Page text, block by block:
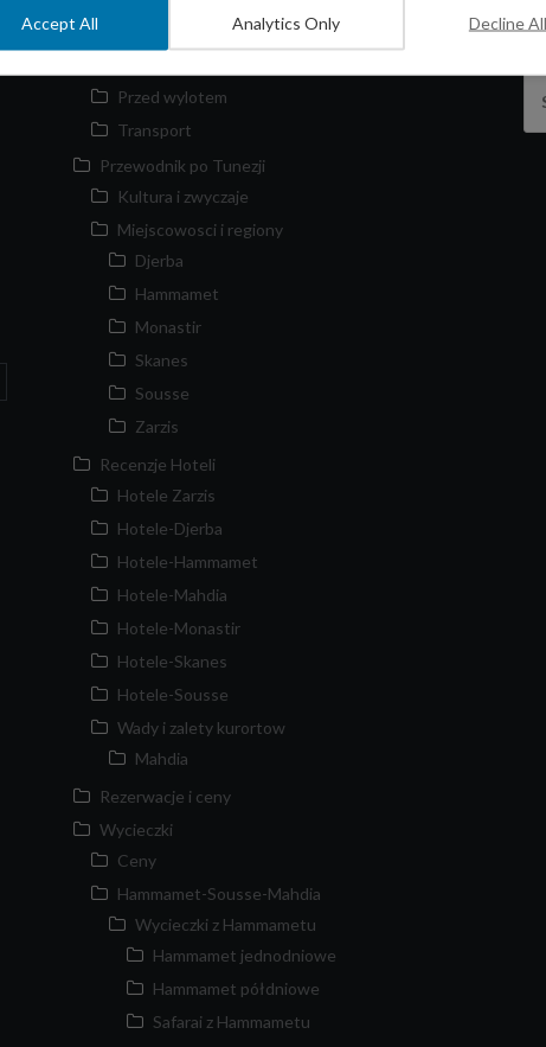
Porady praktyczne
Przed wylotem
Transport
Przewodnik po Tunezji
Kultura i zwyczaje
Miejscowosci i regiony
Djerba
Hammamet
Monastir
Skanes
Sousse
Zarzis
Recenzje Hoteli
Hotele Zarzis
Hotele-Djerba
Hotele-Hammamet
Hotele-Mahdia
Hotele-Monastir
Hotele-Skanes
Hotele-Sousse
Wady i zalety kurortow
Mahdia
Rezerwacje i ceny
Wycieczki
Ceny
Hammamet-Sousse-Mahdia
Wycieczki z Hammametu
Hammamet jednodniowe
Hammamet półdniowe
Safarai z Hammametu
Accept All Analytics Only Decline All